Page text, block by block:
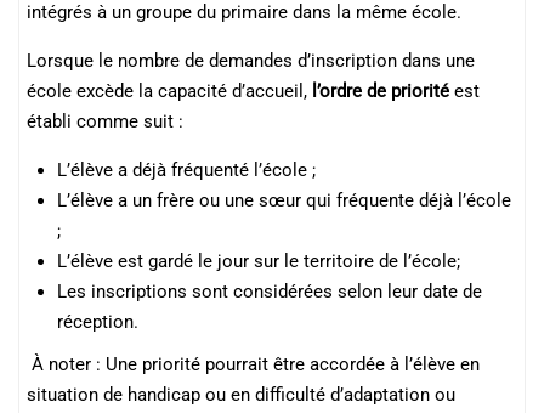
intégrés à un groupe du primaire dans la même école.
Lorsque le nombre de demandes d’inscription dans une
école excède la capacité d’accueil, l’ordre de priorité est
établi comme suit :
L’élève a déjà fréquenté l’école ;
L’élève a un frère ou une sœur qui fréquente déjà l’école
;
L’élève est gardé le jour sur le territoire de l’école;
Les inscriptions sont considérées selon leur date de
réception.
À noter : Une priorité pourrait être accordée à l’élève en
situation de handicap ou en difficulté d’adaptation ou